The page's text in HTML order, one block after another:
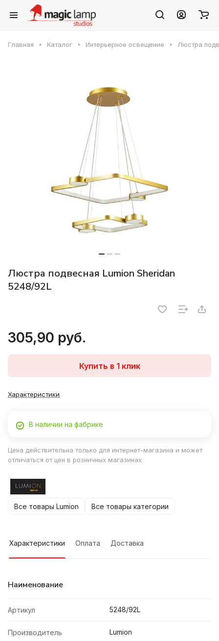
Главная Каталог Интерьерное освещение Люстра
Люстра подвесная Lumion Sheridan
5248/92L
305,90 руб.
Купить в 1 клик
Характеристики
В наличии на фабрике
Цена действительна только для интернет-магазина и может
отличаться от цен в розничных магазинах
Все товары Lumion Все товары категории
Характеристики Оплата Доставка
Наименование
Артикул 5248/92L
Производитель Lumion